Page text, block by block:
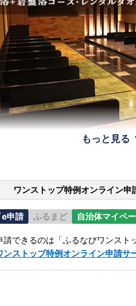
もっと見る
ワンストップ特例オンライン申
e申請 ふるまど 自治体マイペ
できるのは「ふるなびワンスト
ンストップ特例オンライン申請サ